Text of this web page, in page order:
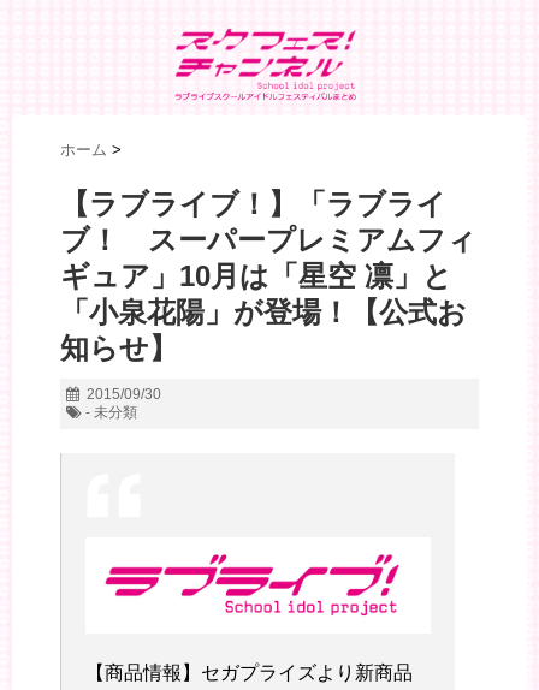
ホーム >
【ラブライブ！】「ラブライ
ブ！ スーパープレミアムフィ
ギュア」10月は「星空 凛」と
「小泉花陽」が登場！【公式お
知らせ】
2015/09/30
- 未分類
【商品情報】セガプライズより新商品